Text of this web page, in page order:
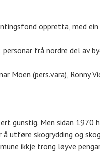
oppretta, med
frå nordre del av
Moen (pers.vara), Ronny
gunstig. Men sidan 1970
utføre skogrydding og
ikkje trong løyve